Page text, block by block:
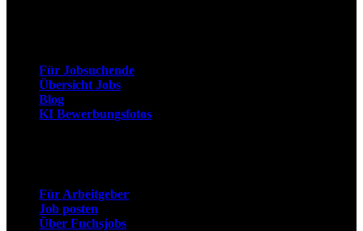
Für Jobsuchende
Übersicht Jobs
Blog
KI Bewerbungsfotos
Für Arbeitgeber
Job posten
Über Fuchsjobs